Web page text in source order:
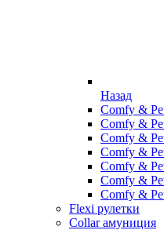
Назад
Comfy &
Comfy &
Comfy &
Comfy &
Comfy &
Comfy &
Comfy &
Flexi рулетки
Collar амуниция